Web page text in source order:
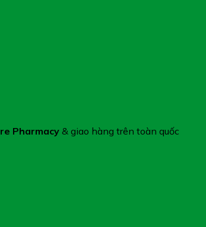
Pharmacy & giao hàng trên toàn quốc